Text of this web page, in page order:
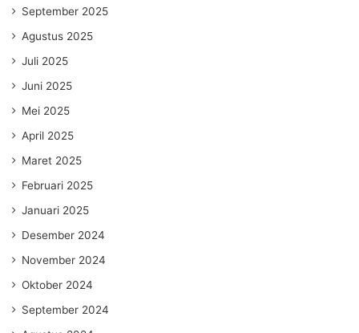
September 2025
Agustus 2025
Juli 2025
Juni 2025
Mei 2025
April 2025
Maret 2025
Februari 2025
Januari 2025
Desember 2024
November 2024
Oktober 2024
September 2024